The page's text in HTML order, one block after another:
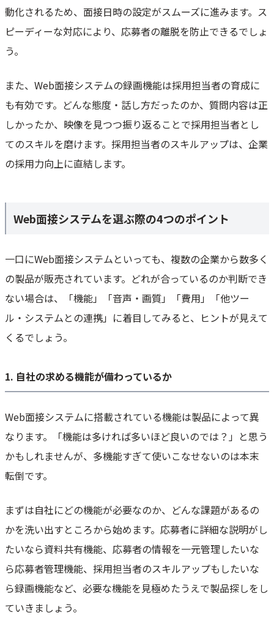
動化されるため、面接日時の設定がスムーズに進みます。ス
ピーディーな対応により、応募者の離脱を防止できるでしょ
う。
また、Web面接システムの録画機能は採用担当者の育成に
も有効です。どんな態度・話し方だったのか、質問内容は正
しかったか、映像を見つつ振り返ることで採用担当者とし
てのスキルを磨けます。採用担当者のスキルアップは、企業
の採用力向上に直結します。
Web面接システムを選ぶ際の4つのポイント
一口にWeb面接システムといっても、複数の企業から数多く
の製品が販売されています。どれが合っているのか判断でき
ない場合は、「機能」「音声・画質」「費用」「他ツー
ル・システムとの連携」に着目してみると、ヒントが見えて
くるでしょう。
1. 自社の求める機能が備わっているか
Web面接システムに搭載されている機能は製品によって異
なります。「機能は多ければ多いほど良いのでは？」と思う
かもしれませんが、多機能すぎて使いこなせないのは本末
転倒です。
まずは自社にどの機能が必要なのか、どんな課題があるの
かを洗い出すところから始めます。応募者に詳細な説明がし
たいなら資料共有機能、応募者の情報を一元管理したいな
ら応募者管理機能、採用担当者のスキルアップもしたいな
ら録画機能など、必要な機能を見極めたうえで製品探しをし
ていきましょう。